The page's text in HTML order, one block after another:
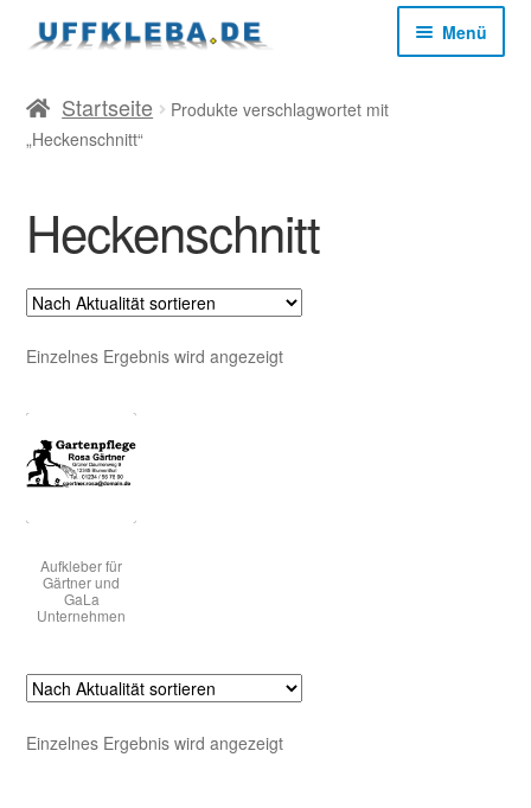
Zur
Navigation
Zum
Inhalt
Menü
Start
Datenschutz
Impressum
Mein Konto
Versandkosten
Warenkorb
Widerruf
Startseite
Produkte verschlagwortet mit
„Heckenschnitt“
Heckenschnitt
Einzelnes Ergebnis wird angezeigt
Aufkleber für
Gärtner und
GaLa
Unternehmen
Einzelnes Ergebnis wird angezeigt